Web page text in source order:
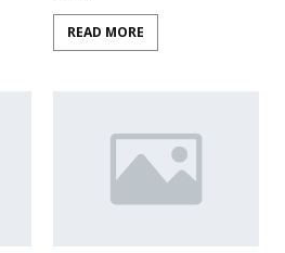
READ MORE